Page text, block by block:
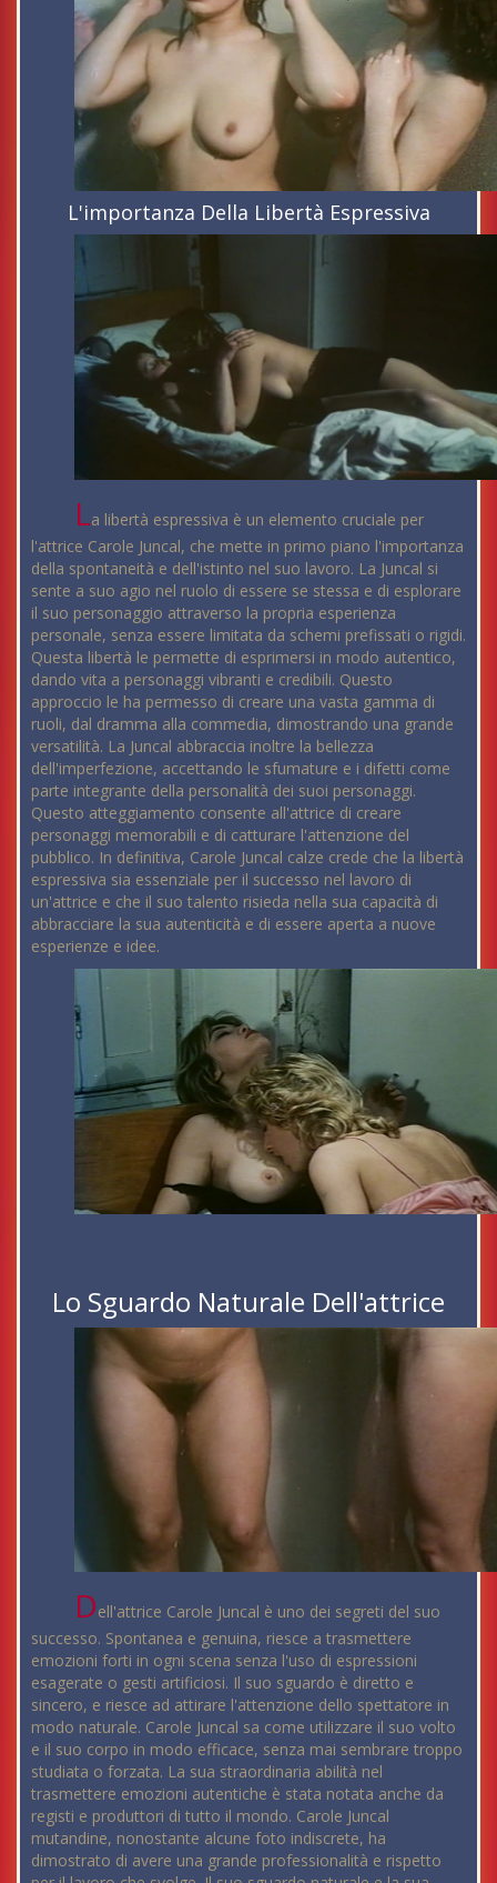
L'importanza Della Libertà Espressiva
La libertà espressiva è un elemento cruciale per
l'attrice Carole Juncal, che mette in primo piano l'importanza
della spontaneità e dell'istinto nel suo lavoro. La Juncal si
sente a suo agio nel ruolo di essere se stessa e di esplorare
il suo personaggio attraverso la propria esperienza
personale, senza essere limitata da schemi prefissati o rigidi.
Questa libertà le permette di esprimersi in modo autentico,
dando vita a personaggi vibranti e credibili. Questo
approccio le ha permesso di creare una vasta gamma di
ruoli, dal dramma alla commedia, dimostrando una grande
versatilità. La Juncal abbraccia inoltre la bellezza
dell'imperfezione, accettando le sfumature e i difetti come
parte integrante della personalità dei suoi personaggi.
Questo atteggiamento consente all'attrice di creare
personaggi memorabili e di catturare l'attenzione del
pubblico. In definitiva, Carole Juncal calze crede che la libertà
espressiva sia essenziale per il successo nel lavoro di
un'attrice e che il suo talento risieda nella sua capacità di
abbracciare la sua autenticità e di essere aperta a nuove
esperienze e idee.
Lo Sguardo Naturale Dell'attrice
Dell'attrice Carole Juncal è uno dei segreti del suo
successo. Spontanea e genuina, riesce a trasmettere
emozioni forti in ogni scena senza l'uso di espressioni
esagerate o gesti artificiosi. Il suo sguardo è diretto e
sincero, e riesce ad attirare l'attenzione dello spettatore in
modo naturale. Carole Juncal sa come utilizzare il suo volto
e il suo corpo in modo efficace, senza mai sembrare troppo
studiata o forzata. La sua straordinaria abilità nel
trasmettere emozioni autentiche è stata notata anche da
registi e produttori di tutto il mondo. Carole Juncal
mutandine, nonostante alcune foto indiscrete, ha
dimostrato di avere una grande professionalità e rispetto